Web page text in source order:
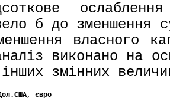
б до зменшення
власного
виконано на
змінних
євро